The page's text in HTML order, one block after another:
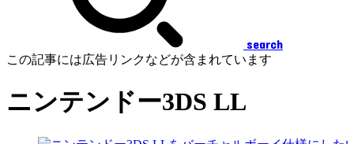
search
この記事には広告リンクなどが含まれています
ニンテンドー3DS LL